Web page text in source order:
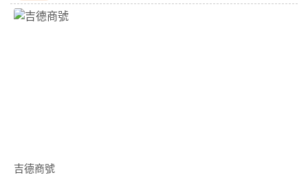
吉德商號